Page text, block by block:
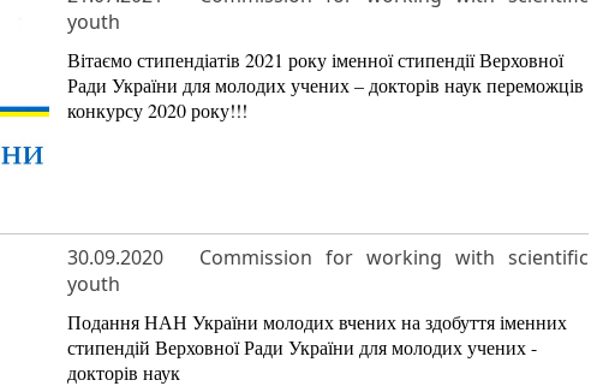
youth
Вітаємо стипендіатів 2021 року іменної стипендії Верховної
Ради України для молодих учених – докторів наук переможців
конкурсу 2020 року!!!
30.09.2020
Commission for working with scientific
youth
Подання НАН України молодих вчених на здобуття іменних
стипендій Верховної Ради України для молодих учених -
докторів наук